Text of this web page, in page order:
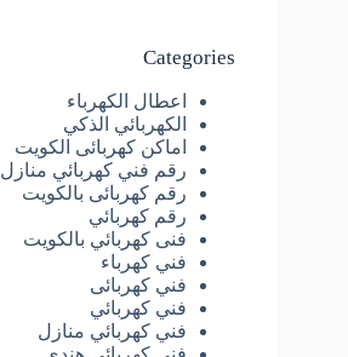
Categories
اعطال الكهرباء
الكهربائي الذكي
اماكن كهربائى الكويت
رقم فني كهربائي منازل
رقم كهربائى بالكويت
رقم كهربائي
فنى كهربائي بالكويت
فني كهرباء
فني كهربائى
فني كهربائي
فني كهربائي منازل